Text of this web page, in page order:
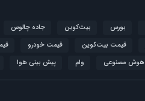
بورس بیت‌کوین
جاده چالوس
قیمت بیت‌کوین قیمت خودرو
هوش مصنوعی وام پیش بینی هوا